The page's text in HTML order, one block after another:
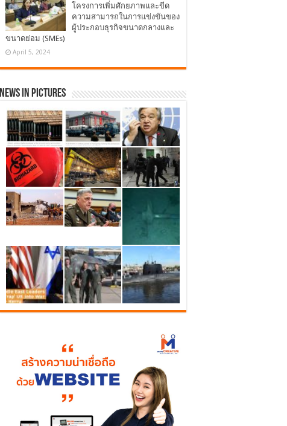
โครงการเพิ่มศักยภาพและขีด
ความสามารถในการแข่งขันของ
ผู้ประกอบธุรกิจขนาดกลางและ
ขนาดย่อม (SMEs)
April 5, 2024
News in Pictures